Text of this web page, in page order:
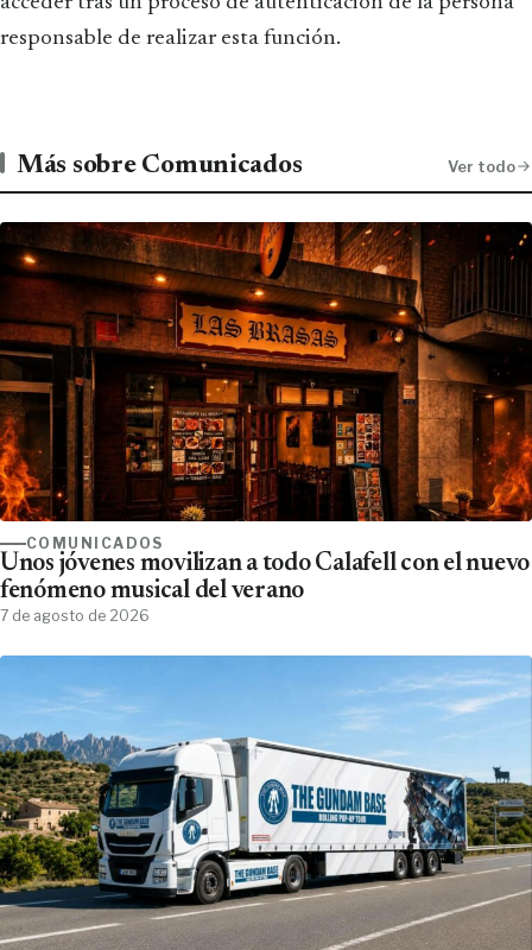
responsable de realizar esta función.
Más sobre Comunicados Ver todo
COMUNICADOS
Unos jóvenes movilizan a todo Calafell con el nuevo
fenómeno musical del verano
7 de agosto de 2026